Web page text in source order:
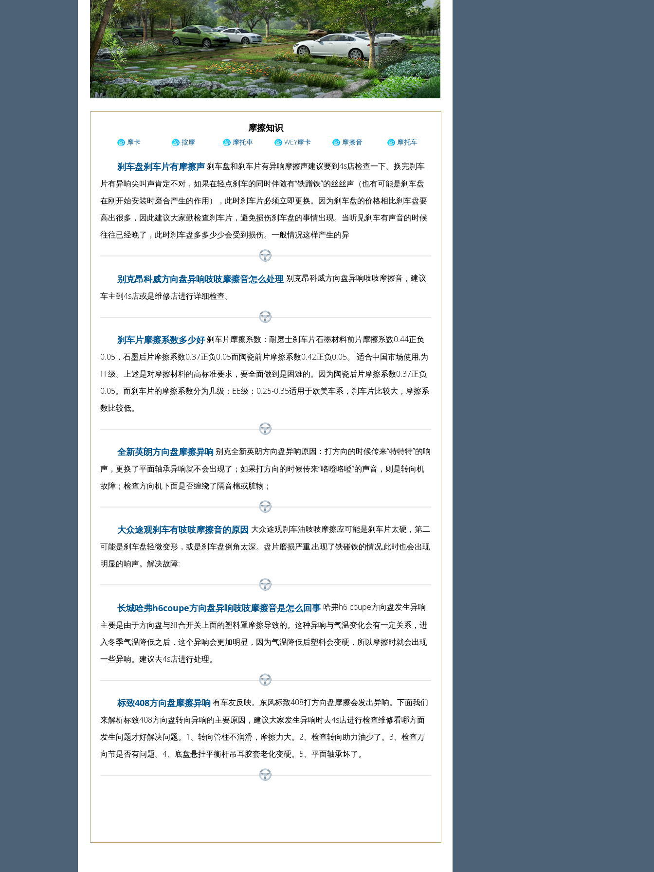
摩擦知识
摩卡 按摩 摩托車 WEY摩卡 摩擦音 摩托车
刹车盘刹车片有摩擦声刹车盘和刹车片有异响摩擦声建议要到4s店检查一下。换完刹车
片有异响尖叫声肯定不对，如果在轻点刹车的同时伴随有“铁蹭铁”的丝丝声（也有可能是刹车盘
在刚开始安装时磨合产生的作用），此时刹车片必须立即更换。因为刹车盘的价格相比刹车盘要
高出很多，因此建议大家勤检查刹车片，避免损伤刹车盘的事情出现。当听见刹车有声音的时候
往往已经晚了，此时刹车盘多多少少会受到损伤。一般情况这样产生的异
别克昂科威方向盘异响吱吱摩擦音怎么处理 别克昂科威方向盘异响吱吱摩擦音，建议
车主到4s店或是维修店进行详细检查。
刹车片摩擦系数多少好刹车片摩擦系数：耐磨士刹车片石墨材料前片摩擦系数0.44正负
0.05，石墨后片摩擦系数0.37正负0.05而陶瓷前片摩擦系数0.42正负0.05。 适合中国市场使用,为
FF级。上述是对摩擦材料的高标准要求，要全面做到是困难的。因为陶瓷后片摩擦系数0.37正负
0.05。而刹车片的摩擦系数分为几级：EE级：0.25-0.35适用于欧美车系，刹车片比较大，摩擦系
数比较低。
全新英朗方向盘摩擦异响 别克全新英朗方向盘异响原因：打方向的时候传来“特特特”的响
声，更换了平面轴承异响就不会出现了；如果打方向的时候传来“咯噔咯噔”的声音，则是转向机
故障；检查方向机下面是否缠绕了隔音棉或脏物；
大众途观刹车有吱吱摩擦音的原因 大众途观刹车油吱吱摩擦应可能是刹车片太硬，第二
可能是刹车盘轻微变形，或是刹车盘倒角太深。盘片磨损严重,出现了铁碰铁的情况,此时也会出现
明显的响声。解决故障:
长城哈弗h6coupe方向盘异响吱吱摩擦音是怎么回事 哈弗h6 coupe方向盘发生异响
主要是由于方向盘与组合开关上面的塑料罩摩擦导致的。这种异响与气温变化会有一定关系，进
入冬季气温降低之后，这个异响会更加明显，因为气温降低后塑料会变硬，所以摩擦时就会出现
一些异响。建议去4s店进行处理。
标致408方向盘摩擦异响有车友反映。东风标致408打方向盘摩擦会发出异响。下面我们
来解析标致408方向盘转向异响的主要原因，建议大家发生异响时去4s店进行检查维修看哪方面
发生问题才好解决问题。1、转向管柱不润滑，摩擦力大。2、检查转向助力油少了。3、检查万
向节是否有问题。4、底盘悬挂平衡杆吊耳胶套老化变硬。5、平面轴承坏了。